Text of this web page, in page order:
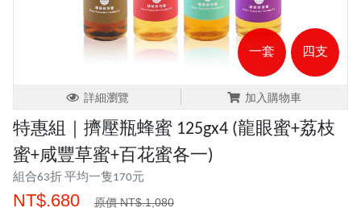
四支
一套
詳細瀏覽 加入購物車
特惠組｜擠壓瓶蜂蜜 125gx4 (龍眼蜜+荔枝
蜜+咸豐草蜜+百花蜜各一)
組合63折 平均一隻170元
NT$.680 原價 NT$.1,080